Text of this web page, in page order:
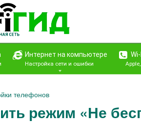
Интернет на компьютере
Настройка сети и ошибки
телефонов
режим «Не